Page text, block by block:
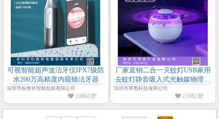
可视智能超声波洁牙仪IPX7级防
水200万高精度内窥镜洁牙器
深圳市标奥特智能创新有限公司
10860赞
厂家直销二合一灭蚊灯USB家用
去蚊灯静音吸入式光触媒物理灭
蚊电击灭蚊一件代发
深圳市草图科技有限公司
15982赞